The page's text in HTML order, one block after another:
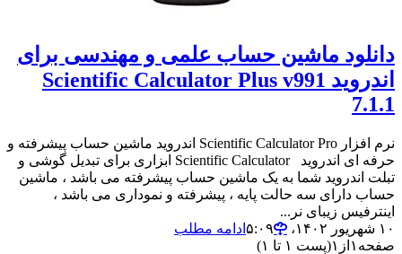
دانلود ماشین حساب علمی و مهندسی برای
اندروید Scientific Calculator Plus v991
7.1.1
نرم افزار Scientific Calculator Pro اندروید ماشین حساب پیشرفته و
حرفه ای اندروید Scientific Calculator ابزاری برای تبدیل گوشی و
تبلت اندروید شما به یک ماشین حساب پیشرفته می باشد ، ماشین
حساب دارای سه حالت پایه ، پیشرفته و نموداری می باشد ،
اینترفیس زیبای نر...
۱۰ شهریور ۱۴۰۲،‏ ۵:۰۹
ادامه مطلب
صفحه ۱ از ۱(پست ۱ تا ۱)